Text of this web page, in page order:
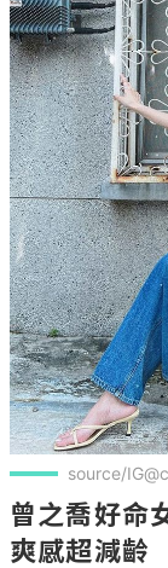
source/
曾之喬好命
爽感超減齡